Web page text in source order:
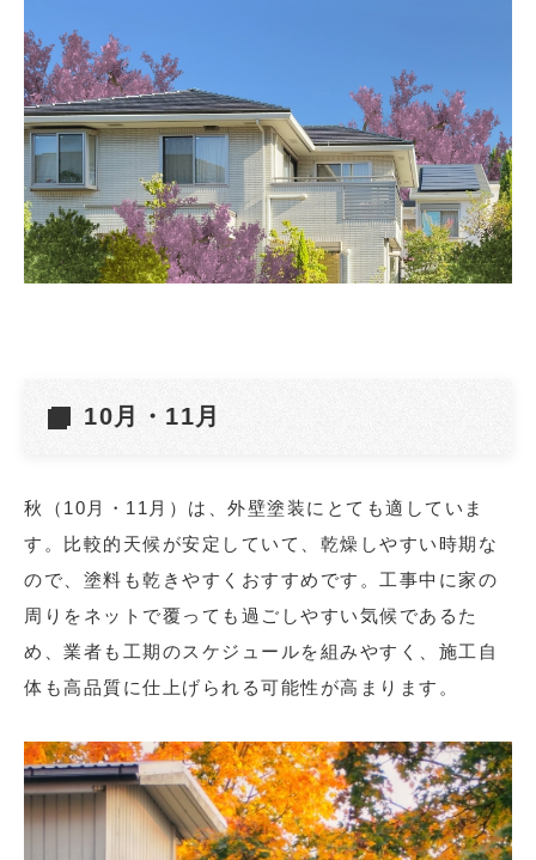
10月・11月
秋（10月・11月）は、外壁塗装にとても適していま
す。比較的天候が安定していて、乾燥しやすい時期な
ので、塗料も乾きやすくおすすめです。工事中に家の
周りをネットで覆っても過ごしやすい気候であるた
め、業者も工期のスケジュールを組みやすく、施工自
体も高品質に仕上げられる可能性が高まります。